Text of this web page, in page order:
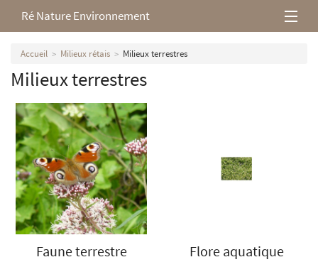
Ré Nature Environnement
L’association
Milieux rétais
Nos parutions
Accueil Milieux rétais Milieux terrestres
Milieux terrestres
Faune terrestre Flore aquatique